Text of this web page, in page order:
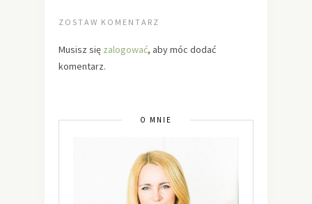
ZOSTAW KOMENTARZ
Musisz się zalogować, aby móc dodać
komentarz.
O MNIE